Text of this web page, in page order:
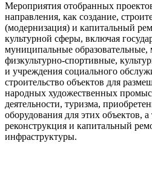
Мероприятия отобранных
направления, как создание,
(модернизация) и капитальный
культурной сферы, включая
муниципальные образовательные,
физкультурно-спортивные,
и учреждения социального
строительство объектов для
народных художественных
деятельности, туризма,
оборудования для этих объектов, а
реконструкция и капитальный
инфраструктуры.